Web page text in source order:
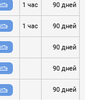
1 час 90 дней
1 час 90 дней
90 дней
90 дней
90 дней